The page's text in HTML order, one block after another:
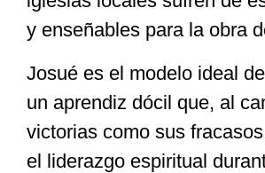
y enseñables para la obra
Josué es el modelo ideal
un aprendiz dócil que, al
victorias como sus
el liderazgo espiritual